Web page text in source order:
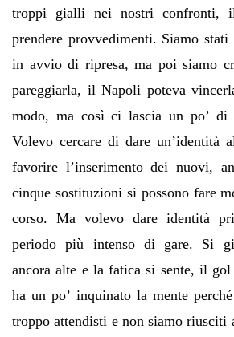
troppi gialli nei nostri confronti, il
prendere provvedimenti. Siamo
in avvio di ripresa, ma poi siamo
pareggiarla, il Napoli poteva
modo, ma così ci lascia un po’ di
Volevo cercare di dare un’identità
favorire l’inserimento dei nuovi,
cinque sostituzioni si possono fare
corso. Ma volevo dare identità
periodo più intenso di gare. Si
ancora alte e la fatica si sente, il
ha un po’ inquinato la mente
troppo attendisti e non siamo riusciti